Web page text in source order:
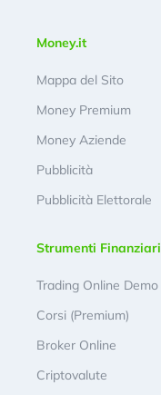
Money.it
Mappa del Sito
Money Premium
Money Aziende
Pubblicità
Pubblicità Elettorale
Strumenti Finanziari
Trading Online Demo
Corsi (Premium)
Broker Online
Criptovalute